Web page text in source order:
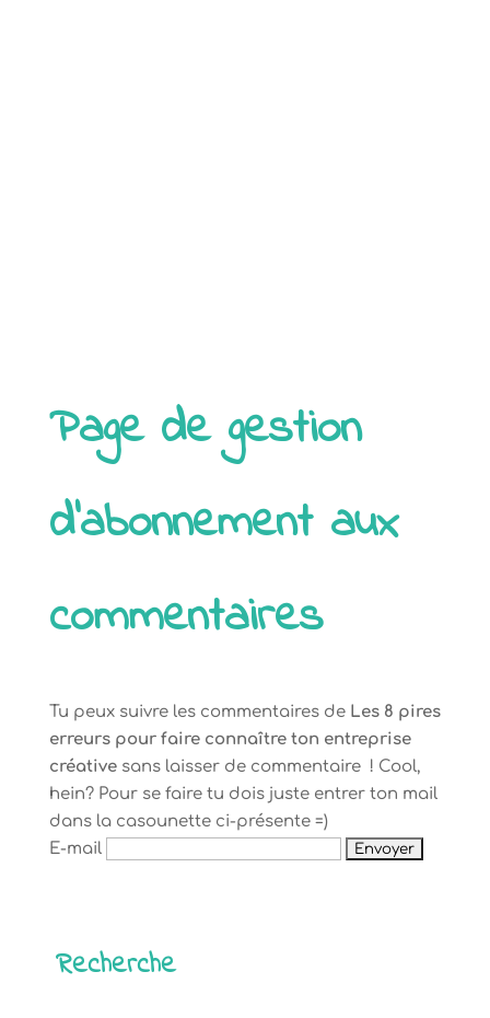
Page de gestion
d’abonnement aux
commentaires
Tu peux suivre les commentaires de Les 8 pires
erreurs pour faire connaître ton entreprise
créativesans laisser de commentaire ! Cool,
hein? Pour se faire tu dois juste entrer ton mail
dans la casounette ci-présente =)
E-mail
Recherche